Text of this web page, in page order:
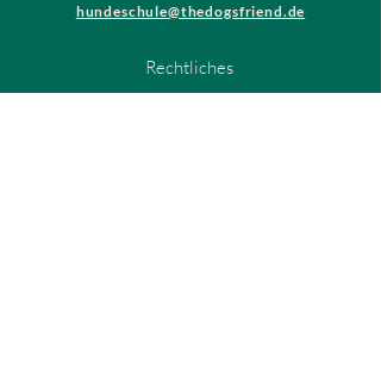
hundeschule@thedogsfriend.de
Rechtliches